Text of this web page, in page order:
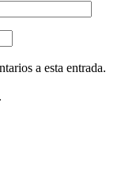
a esta entrada.